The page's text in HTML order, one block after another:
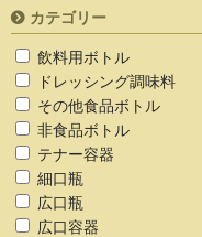
カテゴリー
飲料用ボトル
ドレッシング調味料
その他食品ボトル
非食品ボトル
テナー容器
細口瓶
広口瓶
広口容器